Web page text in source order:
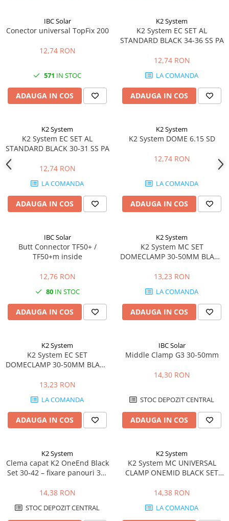
IBC Solar
Conector universal TopFix 200
12,74 RON
571 IN STOC
ADAUGA IN COS
K2 System
K2 System EC SET AL
STANDARD BLACK 34-36 SS PA
12,74 RON
LA COMANDA
ADAUGA IN COS
K2 System
K2 System EC SET AL
STANDARD BLACK 30-31 SS PA
12,74 RON
LA COMANDA
ADAUGA IN COS
K2 System
K2 System DOME 6.15 SD
12,74 RON
LA COMANDA
ADAUGA IN COS
IBC Solar
Butt Connector TF50+ /
TF50+m inside
12,76 RON
80IN STOC
ADAUGA IN COS
K2 System
K2 System MC SET
DOMECLAMP 30-50MM BLACK
13,23 RON
LA COMANDA
ADAUGA IN COS
K2 System
K2 System EC SET
DOMECLAMP 30-50MM BLACK
13,23 RON
LA COMANDA
ADAUGA IN COS
IBC Solar
Middle Clamp G3 30-50mm
14,30 RON
STOC DEPOZIT CENTRAL
ADAUGA IN COS
K2 System
Clema capat K2 OneEnd Black
Set 30-42 – fixare panouri 30-
14,38 RON
STOC DEPOZIT CENTRAL
K2 System
K2 System MC UNIVERSAL
CLAMP ONEMID BLACK SET
14,38 RON
LA COMANDA